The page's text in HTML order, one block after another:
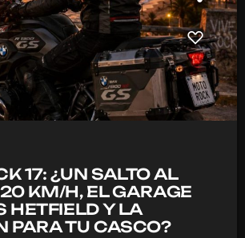
17: ¿UN SALTO AL
KM/H, EL GARAGE
HETFIELD Y LA
PARA TU CASCO?